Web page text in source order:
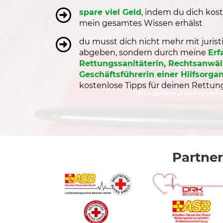
spare viel Geld, indem du dich
mein gesamtes Wissen erhälst
du musst dich nicht mehr mit
abgeben, sondern durch meine
Rettungssanitäterin,
Geschäftsführerin einer
kostenlose Tipps für deinen